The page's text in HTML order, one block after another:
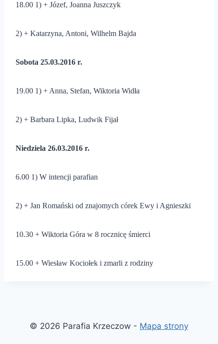
18.00 1) + Józef, Joanna Juszczyk
2) + Katarzyna, Antoni, Wilhelm Bajda
Sobota 25.03.2016 r.
19.00 1) + Anna, Stefan, Wiktoria Widła
2) + Barbara Lipka, Ludwik Fijał
Niedziela 26.03.2016 r.
6.00 1) W intencji parafian
2) + Jan Romański od znajomych córek Ewy i Agnieszki
10.30 + Wiktoria Góra w 8 rocznicę śmierci
15.00 + Wiesław Kociołek i zmarli z rodziny
© 2026 Parafia Krzeczow - Mapa strony